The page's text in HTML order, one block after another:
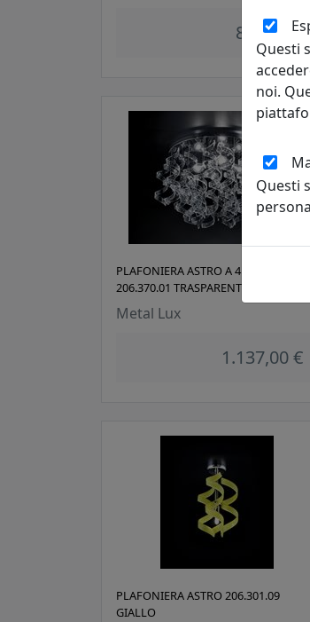
885,00 €
PLAFONIERA ASTRO A 4 LUCI
206.370.01 TRASPARENTE
Metal Lux
1.137,00 €
PLAFONIERA ASTRO 206.301.09
GIALLO
Questi
noi.
Questi